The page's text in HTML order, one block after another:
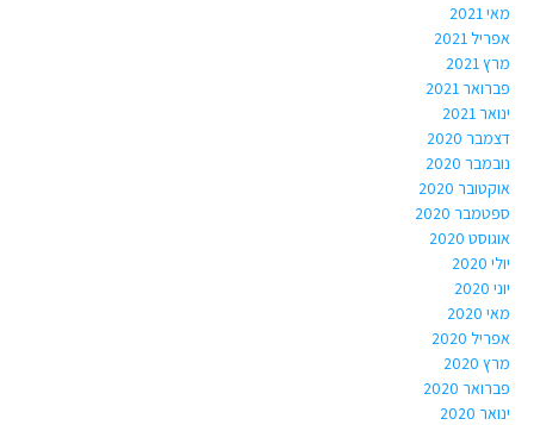
מאי 2021
אפריל 2021
מרץ 2021
פברואר 2021
ינואר 2021
דצמבר 2020
נובמבר 2020
אוקטובר 2020
ספטמבר 2020
אוגוסט 2020
יולי 2020
יוני 2020
מאי 2020
אפריל 2020
מרץ 2020
פברואר 2020
ינואר 2020